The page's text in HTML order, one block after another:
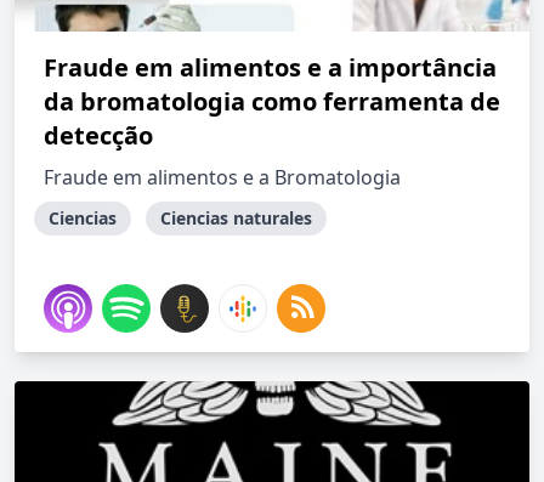
Fraude em alimentos e a importância
da bromatologia como ferramenta de
detecção
Fraude em alimentos e a Bromatologia
Ciencias Ciencias naturales